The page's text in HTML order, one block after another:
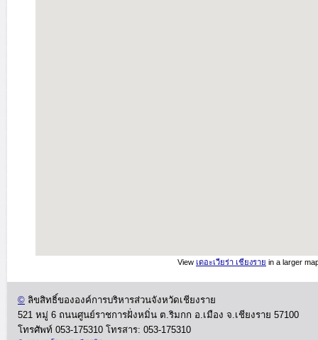
View เดอะเวียร่า เชียงราย in a larger
© ลิขสิทธิ์ขององค์การบริหารส่วนจังหวัดเชียงราย
521 หมู่ 6 ถนนศูนย์ราชการฝั่งหมิ่น ต.ริมกก อ.เมือง จ.เชียงราย 57100
โทรศัพท์ 053-175310 โทรสาร: 053-175310